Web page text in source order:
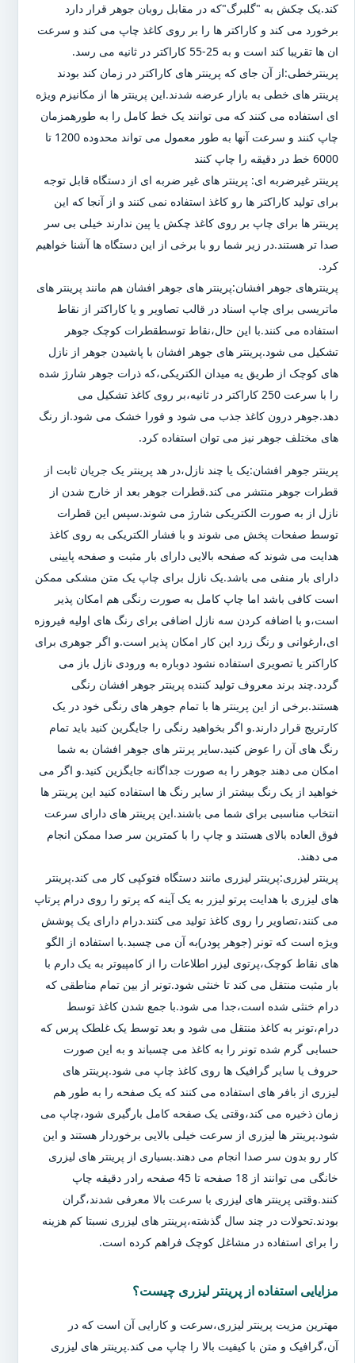
کند.یک چکش به "گلبرگ"که در مقابل روبان جوهر قرار دارد
برخورد می کند و کاراکتر ها را بر روی کاغذ چاپ می کند و سرعت
ان ها تقریبا کند است و به 25-55 کاراکتر در ثانیه می رسد.
پرینترخطی:از آن جای که پرینتر های کاراکتر در زمان کند بودند
پرینتر های خطی به بازار عرضه شدند.این پرینتر ها از مکانیزم ویژه
ای استفاده می کنند که می توانند یک خط کامل را به طورهمزمان
چاپ کنند و سرعت آنها به طور معمول می تواند محدوده 1200 تا
6000 خط در دقیقه را چاپ کنند
پرینتر غیرضربه ای: پرینتر های غیر ضربه ای از دستگاه قابل توجه
برای تولید کاراکتر ها رو کاغذ استفاده نمی کنند و از آنجا که این
پرینتر ها برای چاپ بر روی کاغذ چکش یا پین ندارند خیلی بی سر
صدا تر هستند.در زیر شما رو با برخی از این دستگاه ها آشنا خواهیم
کرد.
پرینترهای جوهر افشان:پرینتر های جوهر افشان هم مانند پرینتر های
ماتریسی برای چاپ اسناد در قالب تصاویر و یا کاراکتر از نقاط
استفاده می کنند.با این حال،نقاط توسطقطرات کوچک جوهر
تشکیل می شود.پرینتر های جوهر افشان با پاشیدن جوهر از نازل
های کوچک از طریق یه میدان الکتریکی،که ذرات جوهر شارژ شده
را با سرعت 250 کاراکتر در ثانیه،بر روی کاغذ تشکیل می
دهد.جوهر درون کاغذ جذب می شود و فورا خشک می شود.از رنگ
های مختلف جوهر نیز می توان استفاده کرد.
پرینتر جوهر افشان:یک یا چند نازل،در هد پرینتر یک جریان ثابت از
قطرات جوهر منتشر می کند.قطرات جوهر بعد از خارج شدن از
نازل از به صورت الکتریکی شارژ می شوند.سپس این قطرات
توسط صفحات پخش می شوند و با فشار الکتریکی به روی کاغذ
هدایت می شوند که صفحه بالایی دارای بار مثبت و صفحه پایینی
دارای بار منفی می باشد.یک نازل برای چاپ یک متن مشکی ممکن
است کافی باشد اما چاپ کامل به صورت رنگی هم امکان پذیر
است،و با اضافه کردن سه نازل اضافی برای رنگ های اولیه فیروزه
ای،ارغوانی و رنگ زرد این کار امکان پذیر است.و اگر جوهری برای
کاراکتر یا تصویری استفاده نشود دوباره به ورودی نازل باز می
گردد.چند برند معروف تولید کننده پرینتر جوهر افشان رنگی
هستند.برخی از این پرینتر ها با تمام جوهر های رنگی خود در یک
کارتریج قرار دارند.و اگر بخواهید رنگی را جایگرین کنید باید تمام
رنگ های آن را عوض کنید.سایر پرنتر های جوهر افشان به شما
امکان می دهند جوهر را به صورت جداگانه جایگزین کنید.و اگر می
خواهید از یک رنگ بیشتر از سایر رنگ ها استفاده کنید این پرینتر ها
انتخاب مناسبی برای شما می باشند.این پرینتر های دارای سرعت
فوق العاده بالای هستند و چاپ را با کمترین سر صدا ممکن انجام
می دهند.
پرینتر لیزری:پرینتر لیزری مانند دستگاه فتوکپی کار می کند.پرینتر
های لیزری با هدایت پرتو لیزر به یک آینه که پرتو را روی درام پرتاپ
می کنند،تصاویر را روی کاغذ تولید می کنند.درام دارای یک پوشش
ویژه است که تونر (جوهر پودر)به آن می چسبد.با استفاده از الگو
های نقاط کوچک،پرتوی لیزر اطلاعات را از کامپیوتر به یک دارم با
بار مثبت منتقل می کند تا خنثی شود.تونر از بین تمام مناطقی که
درام خنثی شده است،جدا می شود.با جمع شدن کاغذ توسط
درام،تونر به کاغذ منتقل می شود و بعد توسط یک غلطک پرس که
حسابی گرم شده تونر را به کاغذ می چسباند و به این صورت
حروف یا سایر گرافیک ها روی کاغذ چاپ می شود.پرینتر های
لیزری از بافر های استفاده می کنند که یک صفحه را به طور هم
زمان ذخیره می کند،وقتی یک صفحه کامل بارگیری شود،چاپ می
شود.پرینتر ها لیزری از سرعت خیلی بالایی برخوردار هستند و این
کار رو بدون سر صدا انجام می دهند.بسیاری از پرینتر های لیزری
خانگی می توانند از 18 صفحه تا 45 صفحه رادر دقیقه چاپ
کنند.وقتی پرینتر های لیزری با سرعت بالا معرفی شدند،گران
بودند.تحولات در چند سال گذشته،پرینتر های لیزری نسبتا کم هزینه
را برای استفاده در مشاغل کوچک فراهم کرده است.
مزایایی استفاده از پرینتر لیزری چیست؟
مهترین مزیت پرینتر لیزری،سرعت و کارایی آن است که در
آن،گرافیک و متن با کیفیت بالا را چاپ می کند.پرینتر های لیزری